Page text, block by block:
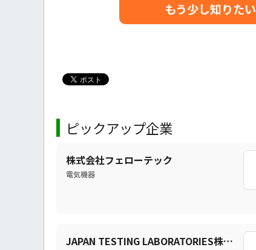
もう少し知りたい
ピックアップ企業
株式会社フェローテック
電気機器
JAPAN TESTING LABORATORIES株式会社